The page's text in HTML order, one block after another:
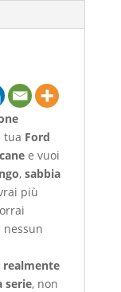
Ford
canee vuoi
, sabbia
più
serie, non